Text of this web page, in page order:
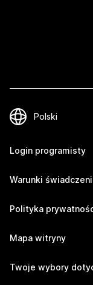
Login programisty
Warunki
Polityka
Mapa witryny
Twoje wybory